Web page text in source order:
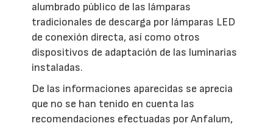
alumbrado público de las lámparas
tradicionales de descarga por lámparas LED
de conexión directa, así como otros
dispositivos de adaptación de las luminarias
instaladas.
De las informaciones aparecidas se aprecia
que no se han tenido en cuenta las
recomendaciones efectuadas por Anfalum,